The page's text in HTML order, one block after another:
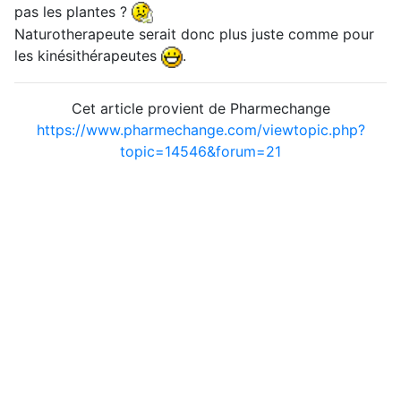
pas les plantes ?
Naturotherapeute serait donc plus juste comme pour
les kinésithérapeutes
.
Cet article provient de Pharmechange
https://www.pharmechange.com/viewtopic.php?
topic=14546&forum=21